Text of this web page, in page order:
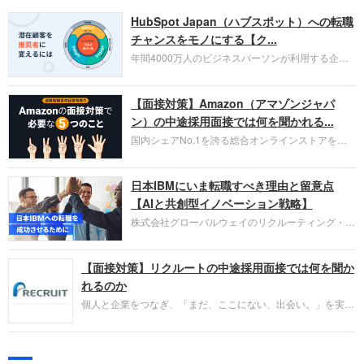
HubSpot Japan（ハブスポット）への転職
チャンスをモノにする【ク...
年間4000万人のビジネスパーソンが利用する企業
お勧めするイチオシ企業をご紹介します。今回はク
ラウド型CRMプラットフォームを提供する
HubSpot Japan（ハブスポット・ジャパン）株式会
社です。採用面接対策の企業研究にご活用くださ
い。
【面接対策】Amazon（アマゾンジャパ
ン）の中途採用面接では何を聞かれる...
国内シェアNo.1を誇る総合オンラインストアを運
圧倒的な存在感を持つAmazon。中途採用面接では
過去の具体的な業務成果やリーダーシップの発揮、
失敗からの学びが重視され、人間性やカルチャーフ
ィットも評価対象となり、長期的に成長できる仲間
であるかを多角的に審査されます。
日本IBMにいま転職すべき理由と留意点
【AIと共創型イノベーション戦略】
株式会社グローバルウェイのリクルーティング・パ
パーソンが利用する企業口コミサイト「キャリコ
ネ」の転職エージェントがお勧めするイチオシ企業
IBMです。採用面接対策の企業研究にご活用くださ
い。
【面接対策】リクルートの中途採用面接では何を聞か
れるのか
個人と企業をつなぎ、「まだ、ここにない、出会い。」を実現
やこれまでの成果を具体的に問われるほか、「人間性」も評価